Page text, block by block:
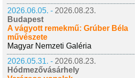
2026.06.05. - 2026.08.23.
Budapest
A vágyott remekmű: Grúber Béla
művészete
Magyar Nemzeti Galéria
2026.05.31. - 2026.08.23.
Hódmezővásárhely